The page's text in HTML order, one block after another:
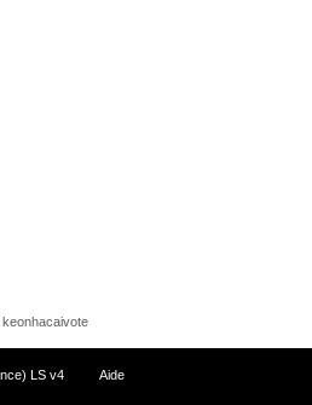
keonhacaivote
LS v4 Aide